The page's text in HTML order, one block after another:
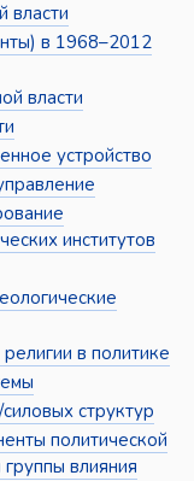
власти
в 1968–2012
власти
устройство
институтов
в политике
структур
политической
влияния